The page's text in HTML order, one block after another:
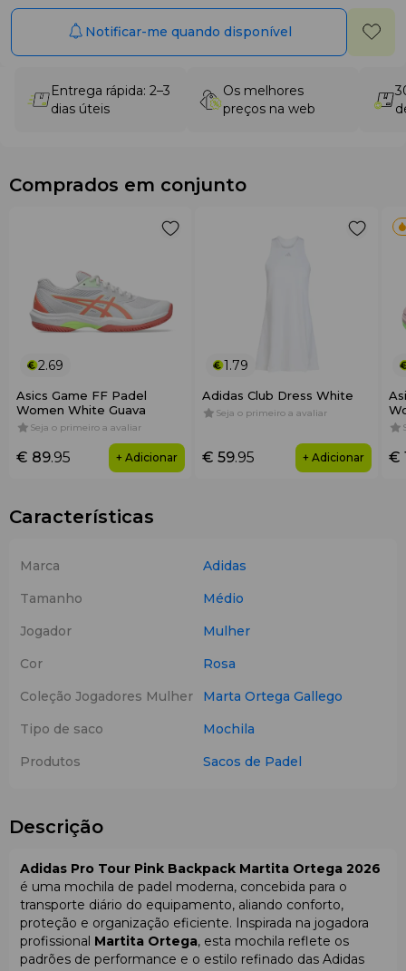
Notificar-me quando disponível
Entrega rápida: 2–3
dias úteis
Os melhores
preços na web
Comprados em conjunto
2.69
Asics Game FF Padel
Women White Guava
Seja o primeiro a avaliar
€ 89.95 + Adicionar
1.79
Adidas Club Dress White
Seja o primeiro a avaliar
€ 59.95 + Adicionar €
Características
Marca
Adidas
Tamanho
Médio
Jogador
Mulher
Cor
Rosa
Coleção Jogadores Mulher
Marta Ortega Gallego
Tipo de saco
Mochila
Produtos
Sacos de Padel
Descrição
Adidas Pro Tour Pink Backpack Martita Ortega 2026
é uma mochila de padel moderna, concebida para o
transporte diário do equipamento, aliando conforto,
proteção e organização eficiente. Inspirada na jogadora
profissional Martita Ortega, esta mochila reflete os
padrões de performance e o estilo refinado das Adidas